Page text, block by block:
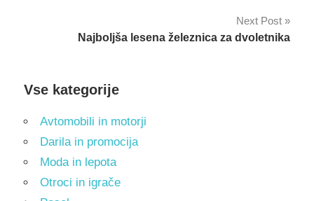
Next Post
Najboljša lesena železnica za dvoletnika
Vse kategorije
Avtomobili in motorji
Darila in promocija
Moda in lepota
Otroci in igrače